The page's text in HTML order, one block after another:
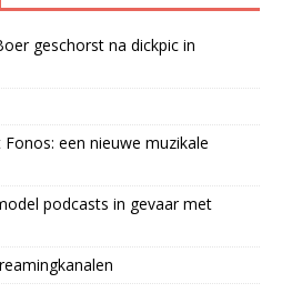
geschorst na dickpic in
een nieuwe muzikale
podcasts in gevaar met